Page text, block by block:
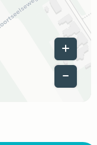
Leaflet | ©